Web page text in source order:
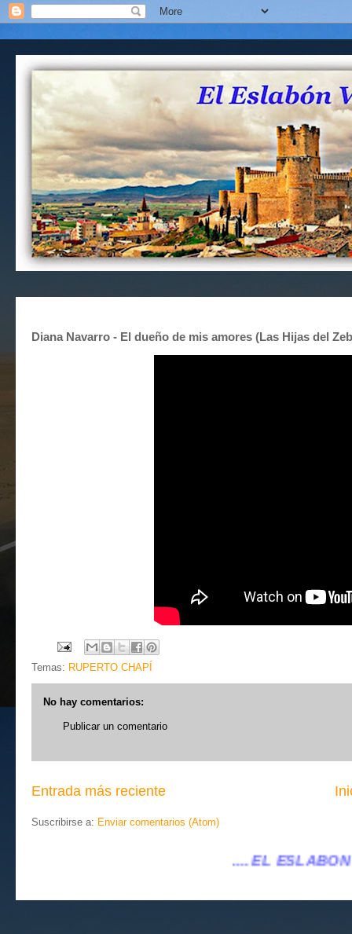
Diana Navarro - El dueño de mis amores (Las Hijas del
Temas: RUPERTO CHAPÍ
No hay comentarios:
Publicar un comentario
Entrada más reciente
Suscribirse a: Enviar comentarios (Atom)
.... EL ESLABÓN VILLENA ...